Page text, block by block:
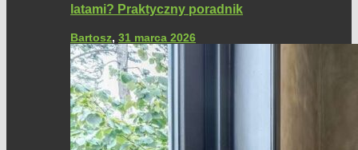
latami? Praktyczny poradnik
Bartosz, 31 marca 2026